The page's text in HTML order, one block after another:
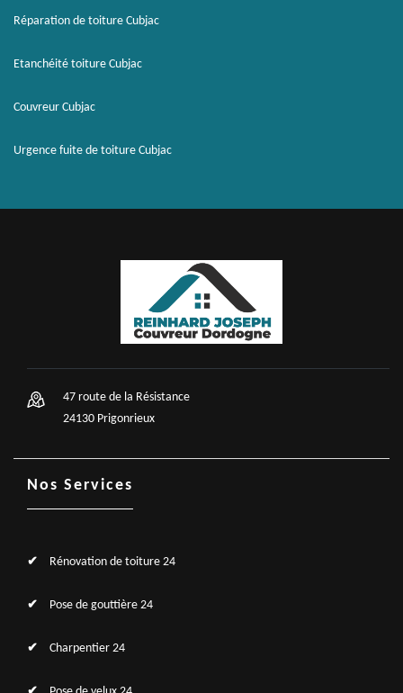
Réparation de toiture Cubjac
Etanchéité toiture Cubjac
Couvreur Cubjac
Urgence fuite de toiture Cubjac
47 route de la Résistance
24130 Prigonrieux
Nos Services
Rénovation de toiture 24
Pose de gouttière 24
Charpentier 24